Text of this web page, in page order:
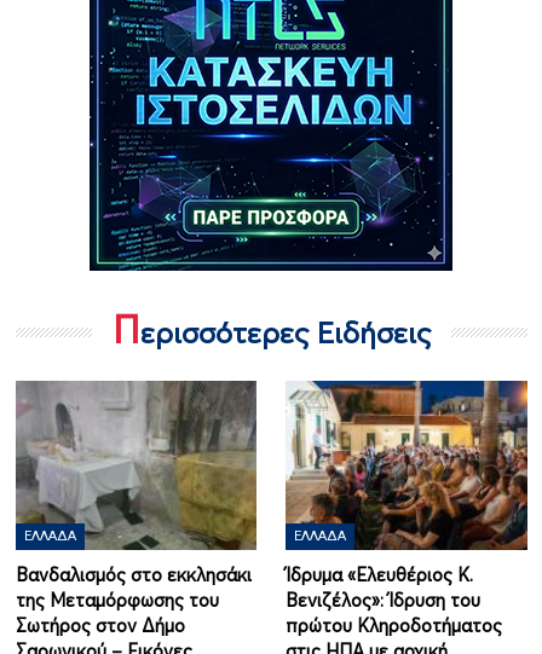
Περισσότερες Ειδήσεις
ΕΛΛΆΔΑ
Βανδαλισμός στο εκκλησάκι
της Μεταμόρφωσης του
Σωτήρος στον Δήμο
ΕΛΛΆΔΑ
Ίδρυμα «Ελευθέριος Κ.
Βενιζέλος»: Ίδρυση του
πρώτου Κληροδοτήματος